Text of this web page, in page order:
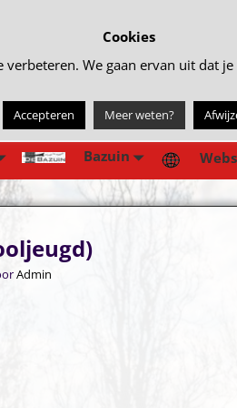
Bazuin
Admin
Cookies
We gaan ervan uit dat
Accepteren Meer weten?